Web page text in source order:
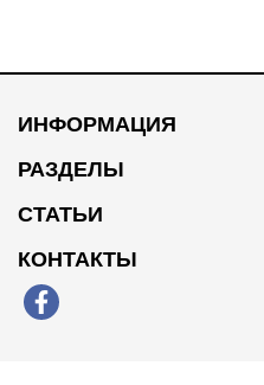
680 грн Купить
Ремень генератора DAYCO
ИНФОРМАЦИЯ
РАЗДЕЛЫ
СТАТЬИ
КОНТАКТЫ